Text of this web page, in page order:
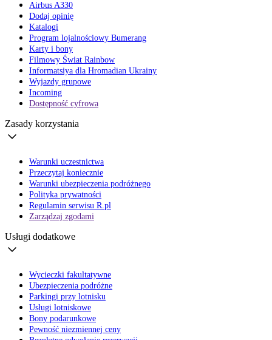
Airbus A330
Dodaj opinię
Katalogi
Program lojalnościowy Bumerang
Karty i bony
Filmowy Świat Rainbow
Informatsiya dla Hromadian Ukrainy
Wyjazdy grupowe
Incoming
Dostępność cyfrowa
Zasady korzystania
Warunki uczestnictwa
Przeczytaj koniecznie
Warunki ubezpieczenia podróżnego
Polityka prywatności
Regulamin serwisu R.pl
Zarządzaj zgodami
Usługi dodatkowe
Wycieczki fakultatywne
Ubezpieczenia podróżne
Parkingi przy lotnisku
Usługi lotniskowe
Bony podarunkowe
Pewność niezmiennej ceny